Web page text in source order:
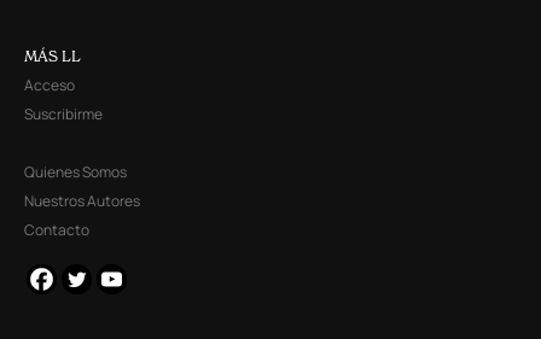
MÁS LL
Acceso
Suscribirme
Quienes Somos
Nuestros Autores
Contacto